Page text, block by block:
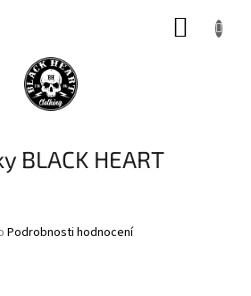
BLACK HEART
Podrobnosti hodnocení